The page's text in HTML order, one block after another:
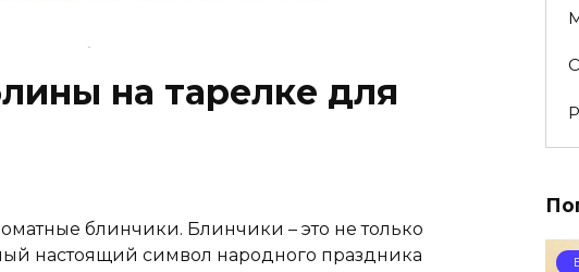
на тарелке для
блинчики. Блинчики – это не только
настоящий символ народного праздника